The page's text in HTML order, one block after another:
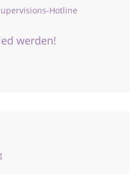
Hotline
werden!